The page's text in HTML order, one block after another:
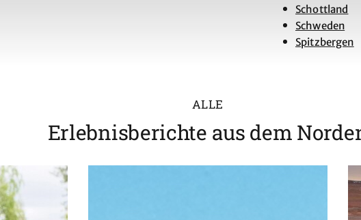
Schottland
Schweden
Spitzbergen
ALLE
Erlebnisberichte aus dem